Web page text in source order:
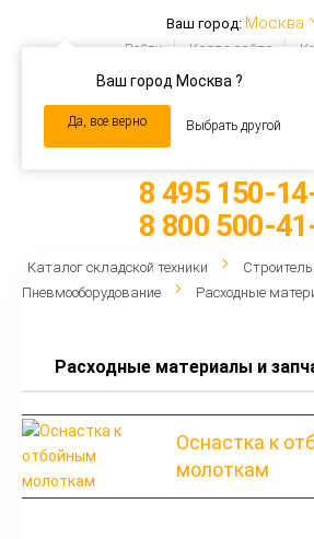
Ваш город: Москва
Ваш город Москва ?
Да, все верно Выбрать другой
Войти Карта сайта
navigation
8 495 150-
8 800 500-
Каталог складской техники
Пневмооборудование
Расходные
Расходные материалы и
Оснастка к
молоткам